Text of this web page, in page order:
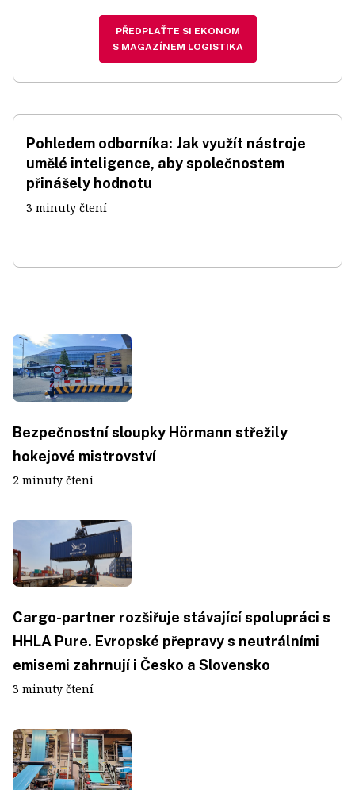
PŘEDPLAŤTE SI EKONOM
S MAGAZÍNEM LOGISTIKA
Pohledem odborníka: Jak využít nástroje
umělé inteligence, aby společnostem
přinášely hodnotu
3 minuty čtení
Bezpečnostní sloupky Hörmann střežily
hokejové mistrovství
2 minuty čtení
Cargo-partner rozšiřuje stávající spolupráci s
HHLA Pure. Evropské přepravy s neutrálními
emisemi zahrnují i Česko a Slovensko
3 minuty čtení